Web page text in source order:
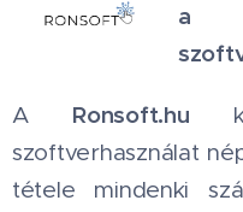
a
A Ronsoft.hu
szoftverhasználat
tétele mindenki